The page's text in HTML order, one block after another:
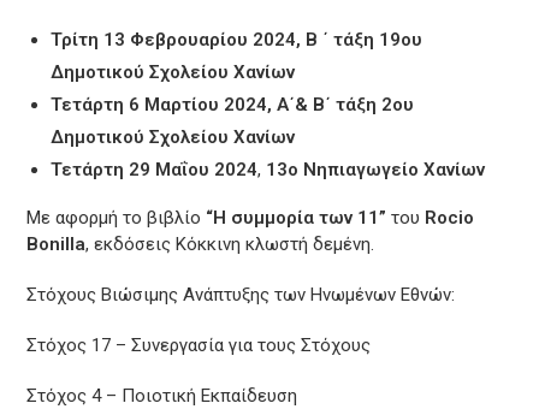
Τρίτη 13 Φεβρουαρίου 2024, Β ΄ τάξη 19ου
Δημοτικού Σχολείου Χανίων
Τετάρτη 6 Μαρτίου 2024, Α΄& Β΄ τάξη 2ου
Δημοτικού Σχολείου Χανίων
Τετάρτη 29 Μαΐου 2024, 13ο Νηπιαγωγείο Χανίων
Με αφορμή το βιβλίο “Η συμμορία των 11” του Rocio
Bonilla, εκδόσεις Κόκκινη κλωστή δεμένη.
Στόχους Βιώσιμης Ανάπτυξης των Ηνωμένων Εθνών:
Στόχος 17 – Συνεργασία για τους Στόχους
Στόχος 4 – Ποιοτική Εκπαίδευση